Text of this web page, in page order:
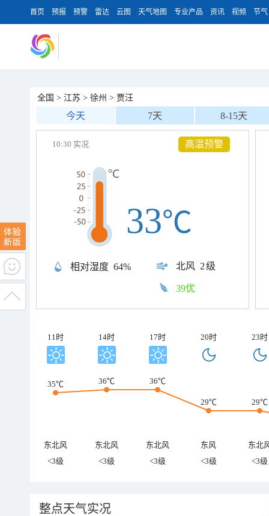
首页 预报 预警 雷达 云图 天气地图 专业产品 资讯 视频 节气
全国 > 江苏 > 徐州 > 贾汪
今天 7天 8-15天
10:30 实况
相对湿度 64% 北风 2级
33℃
39优
高温预警
11时 14时 17时 20时 23时
35℃ 36℃ 36℃
29℃ 29℃
东北风 东北风 东北风 东风
东北
<3级
<3级 <3级 <3级 <3级
整点天气实况